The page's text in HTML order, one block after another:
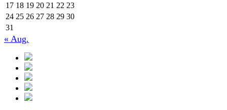
17 18 19 20 21 22 23
24 25 26 27 28 29 30
31
« Aug.